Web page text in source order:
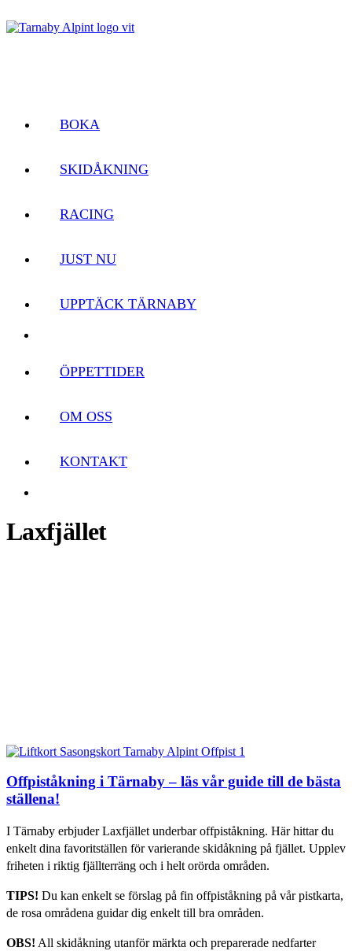
BOKA
SKIDÅKNING
RACING
JUST NU
UPPTÄCK TÄRNABY
ÖPPETTIDER
OM OSS
KONTAKT
Laxfjället
Offpiståkning i Tärnaby – läs vår guide till de bästa
ställena!
I Tärnaby erbjuder Laxfjället underbar offpiståkning. Här hittar du
enkelt dina favoritställen för varierande skidåkning på fjället. Upplev
friheten i riktig fjällterräng och i helt orörda områden.
TIPS! Du kan enkelt se förslag på fin offpiståkning på vår pistkarta,
de rosa områdena guidar dig enkelt till bra områden.
OBS! All skidåkning utanför märkta och preparerade nedfarter